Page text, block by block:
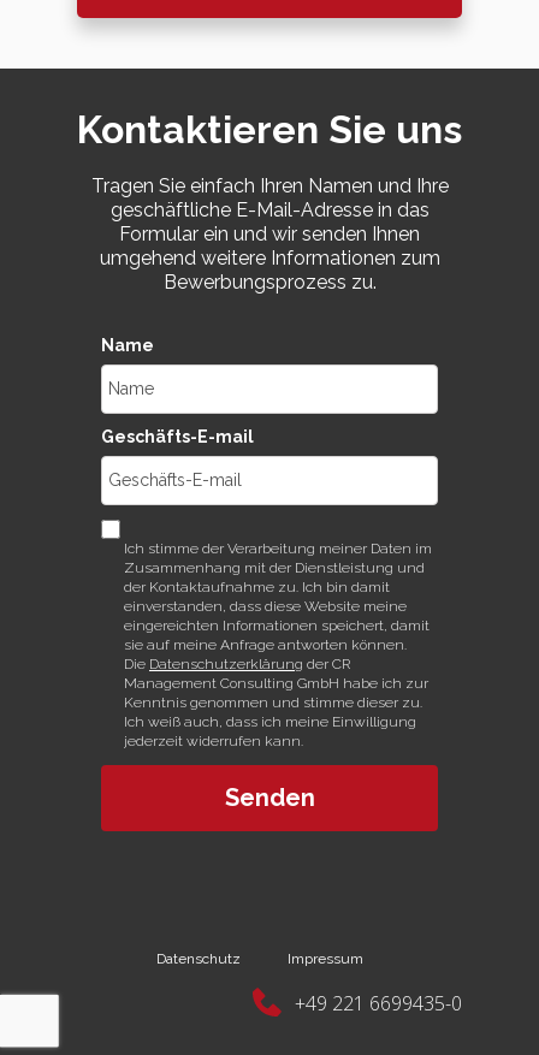
Name
Geschäfts-E-mail
Ich stimme der Verarbeitung meiner Daten im
Zusammenhang mit der Dienstleistung und
der Kontaktaufnahme zu. Ich bin damit
einverstanden, dass diese Website meine
eingereichten Informationen speichert, damit
sie auf meine Anfrage antworten können.
Die Datenschutzerklärung der CR
Management Consulting GmbH habe ich zur
Kenntnis genommen und stimme dieser zu.
Ich weiß auch, dass ich meine Einwilligung
jederzeit widerrufen kann.
Senden
Kontaktieren Sie uns
Tragen Sie einfach Ihren Namen und Ihre
geschäftliche E-Mail-Adresse in das
Formular ein und wir senden Ihnen
umgehend weitere Informationen zum
Bewerbungsprozess zu.
+49 221 6699435-0
Impressum
Datenschutz